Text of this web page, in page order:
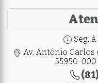
Seg. à
Av. Antônio Carlos
55950-